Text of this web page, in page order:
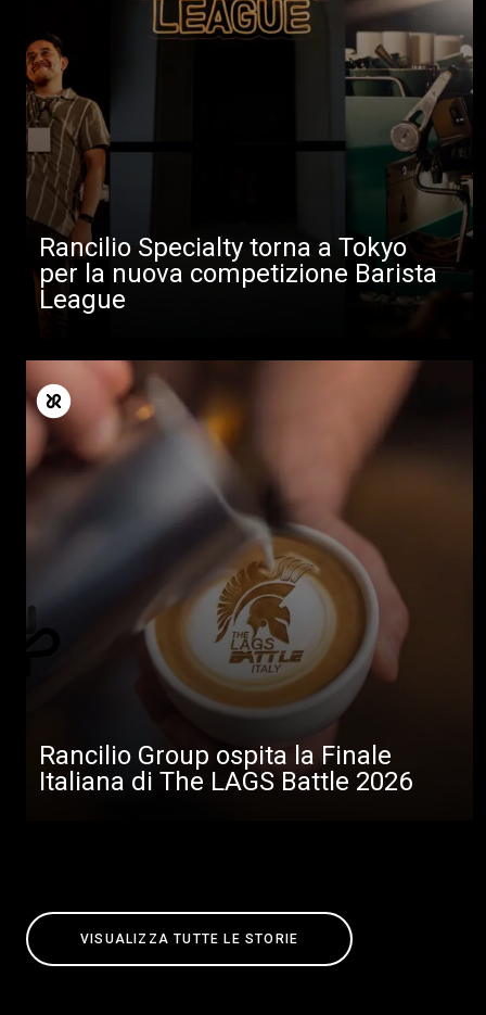
Rancilio Specialty torna a Tokyo
per la nuova competizione Barista
League
Rancilio Group ospita la Finale
Italiana di The LAGS Battle 2026
VISUALIZZA TUTTE LE STORIE